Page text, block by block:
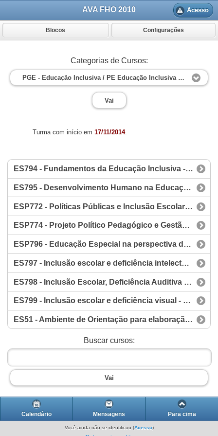
AVA FHO 2010 Acesso
Blocos Configurações
Categorias de Cursos:
PGE - Educação Inclusiva / PE Educação Inclusiva - PE0414
Vai
Turma com início em17/11/2014.
ES794 - Fundamentos da Educação Inclusiva - PE0414
ES795 - Desenvolvimento Humano na Educação Inclusiva - PE0414
ESP772 - Políticas Públicas e Inclusão Escolar - PE0414
ESP774 - Projeto Político Pedagógico e Gestão Escolar Inclusiva - PE0414
ESP796 - Educação Especial na perspectiva da Educação Inclusiva - PE0414
ES797 - Inclusão escolar e deficiência intelectual - PE0414
ES798 - Inclusão Escolar, Deficiência Auditiva e Surdez - PE0414
ES799 - Inclusão escolar e deficiência visual - PE0414
ES51 - Ambiente de Orientação para elaboração do Artigo Científico - PE0414
Buscar cursos:
Vai
Calendário Mensagens Para cima
Você ainda não se identificou (Acesso)